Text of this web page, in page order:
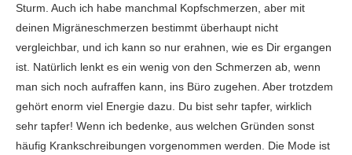
Sturm. Auch ich habe manchmal Kopfschmerzen, aber mit
deinen Migräneschmerzen bestimmt überhaupt nicht
vergleichbar, und ich kann so nur erahnen, wie es Dir ergangen
ist. Natürlich lenkt es ein wenig von den Schmerzen ab, wenn
man sich noch aufraffen kann, ins Büro zugehen. Aber trotzdem
gehört enorm viel Energie dazu. Du bist sehr tapfer, wirklich
sehr tapfer! Wenn ich bedenke, aus welchen Gründen sonst
häufig Krankschreibungen vorgenommen werden. Die Mode ist